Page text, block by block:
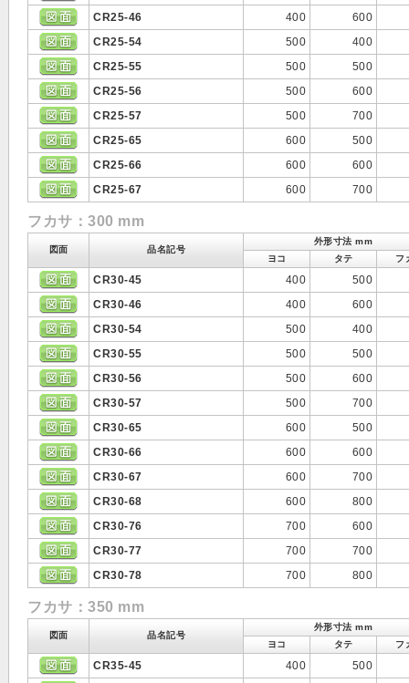
CR25-46
400
600
CR25-54
500
400
CR25-55
500
500
CR25-56
500
600
CR25-57
500
700
CR25-65
600
500
CR25-66
600
600
CR25-67
600 700
フカサ：300 mm
図面 品名記号
外形寸法 mm
ヨコ
タテ フ
CR30-45 400
500
CR30-46
400
600
CR30-54
500
400
CR30-55
500
500
CR30-56
500
600
CR30-57
500
700
CR30-65
600
500
CR30-66
600
600
CR30-67
600
700
CR30-68
600
800
CR30-76
700
600
CR30-77
700
700
CR30-78
700 800
フカサ：350 mm
図面 品名記号
外形寸法 mm
ヨコ
タテ フ
CR35-45 400
500